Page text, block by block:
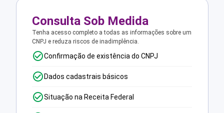
Consulta Sob Medida
Tenha acesso completo a todas as informações sobre um
CNPJ e reduza riscos de inadimplência.
Confirmação de existência do CNPJ
Dados cadastrais básicos
Situação na Receita Federal